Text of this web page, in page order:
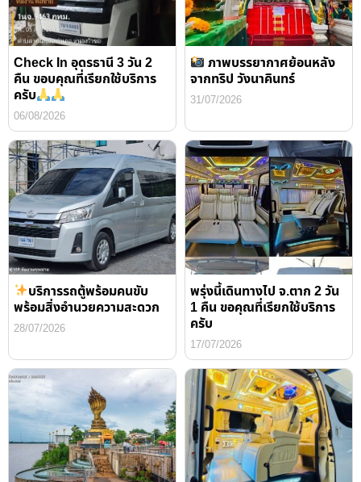
Check In อุดรธานี 3 วัน 2
คืน ขอบคุณที่เรียกใช้บริการ
ครับ
06/08/2026
ภาพบรรยากาศย้อนหลัง
จากทริป วังนาคินทร์
31/07/2026
บริการรถตู้พร้อมคนขับ
พร้อมสิ่งอำนวยความสะดวก
28/07/2026
พรุ่งนี้เดินทางไป จ.ตาก 2 วัน
1 คืน ขอคุณที่เรียกใช้บริการ
ครับ
17/07/2026